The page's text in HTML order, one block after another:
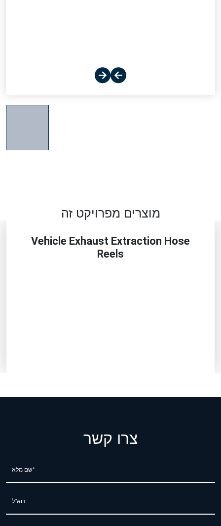
מוצרים מפרויקט זה
Vehicle Exhaust Extraction Hose
Reels
צרו קשר